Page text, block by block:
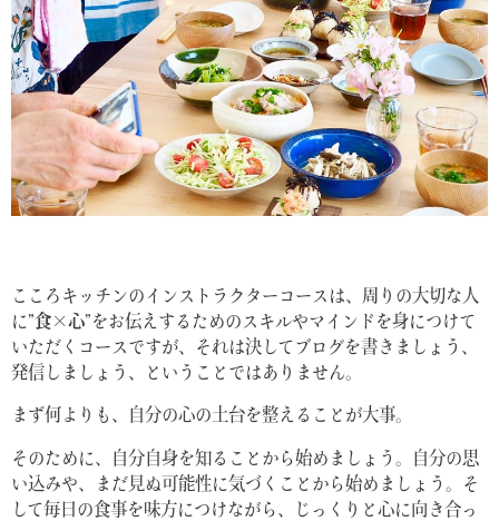
こころキッチンのインストラクターコースは、周りの大切な人
に”食×心”をお伝えするためのスキルやマインドを身につけて
いただくコースですが、それは決してブログを書きましょう、
発信しましょう、ということではありません。
まず何よりも、自分の心の土台を整えることが大事。
そのために、自分自身を知ることから始めましょう。自分の思
い込みや、まだ見ぬ可能性に気づくことから始めましょう。そ
して毎日の食事を味方につけながら、じっくりと心に向き合っ